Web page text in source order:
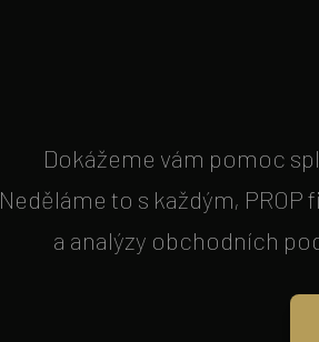
Dokážeme vám pomoc
Neděláme to s každým,
a analýzy obchodních